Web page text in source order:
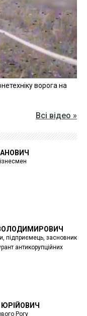
ворога на
Всі відео »
підприємець, засновник
антикорупційних
Рогу